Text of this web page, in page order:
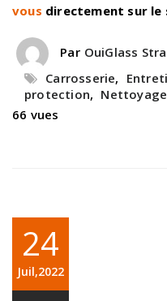
vous directement sur le
Par OuiGlass
Carrosserie,
protection,
66 vues
24
Juil,2022